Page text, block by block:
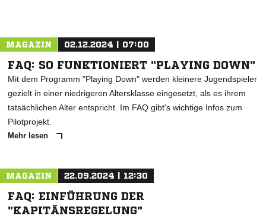
MAGAZIN 02.12.2024 | 07:00
FAQ: SO FUNKTIONIERT "PLAYING DOWN"
Mit dem Programm "Playing Down" werden kleinere Jugendspieler
gezielt in einer niedrigeren Altersklasse eingesetzt, als es ihrem
tatsächlichen Alter entspricht. Im FAQ gibt's wichtige Infos zum
Pilotprojekt.
Mehr lesen
MAGAZIN 22.09.2024 | 12:30
FAQ: EINFÜHRUNG DER
"KAPITÄNSREGELUNG"